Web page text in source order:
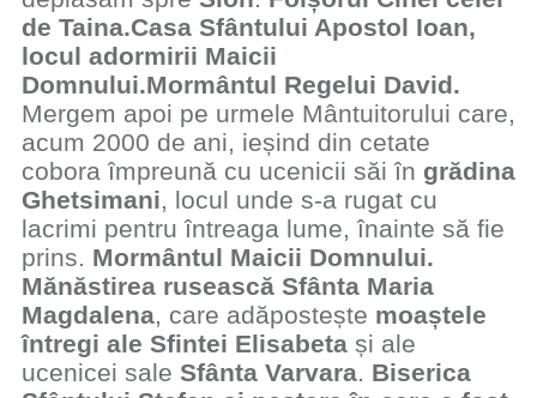
de Taina.Casa Sfântului Apostol Ioan,
locul adormirii Maicii
Domnului.Mormântul Regelui David.
Mergem apoi pe urmele Mântuitorului care,
acum 2000 de ani, ieșind din cetate
cobora împreună cu ucenicii săi în grădina
Ghetsimani, locul unde s-a rugat cu
lacrimi pentru întreaga lume, înainte să fie
prins. Mormântul Maicii Domnului.
Mănăstirea rusească Sfânta Maria
Magdalena, care adăpostește moaștele
întregi ale Sfintei Elisabeta și ale
ucenicei sale Sfânta Varvara. Biserica